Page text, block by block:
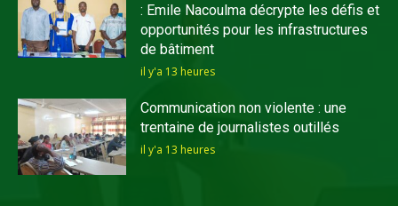
: Emile Nacoulma décrypte les défis et
opportunités pour les infrastructures
de bâtiment
il y'a 13 heures
Communication non violente : une
trentaine de journalistes outillés
il y'a 13 heures